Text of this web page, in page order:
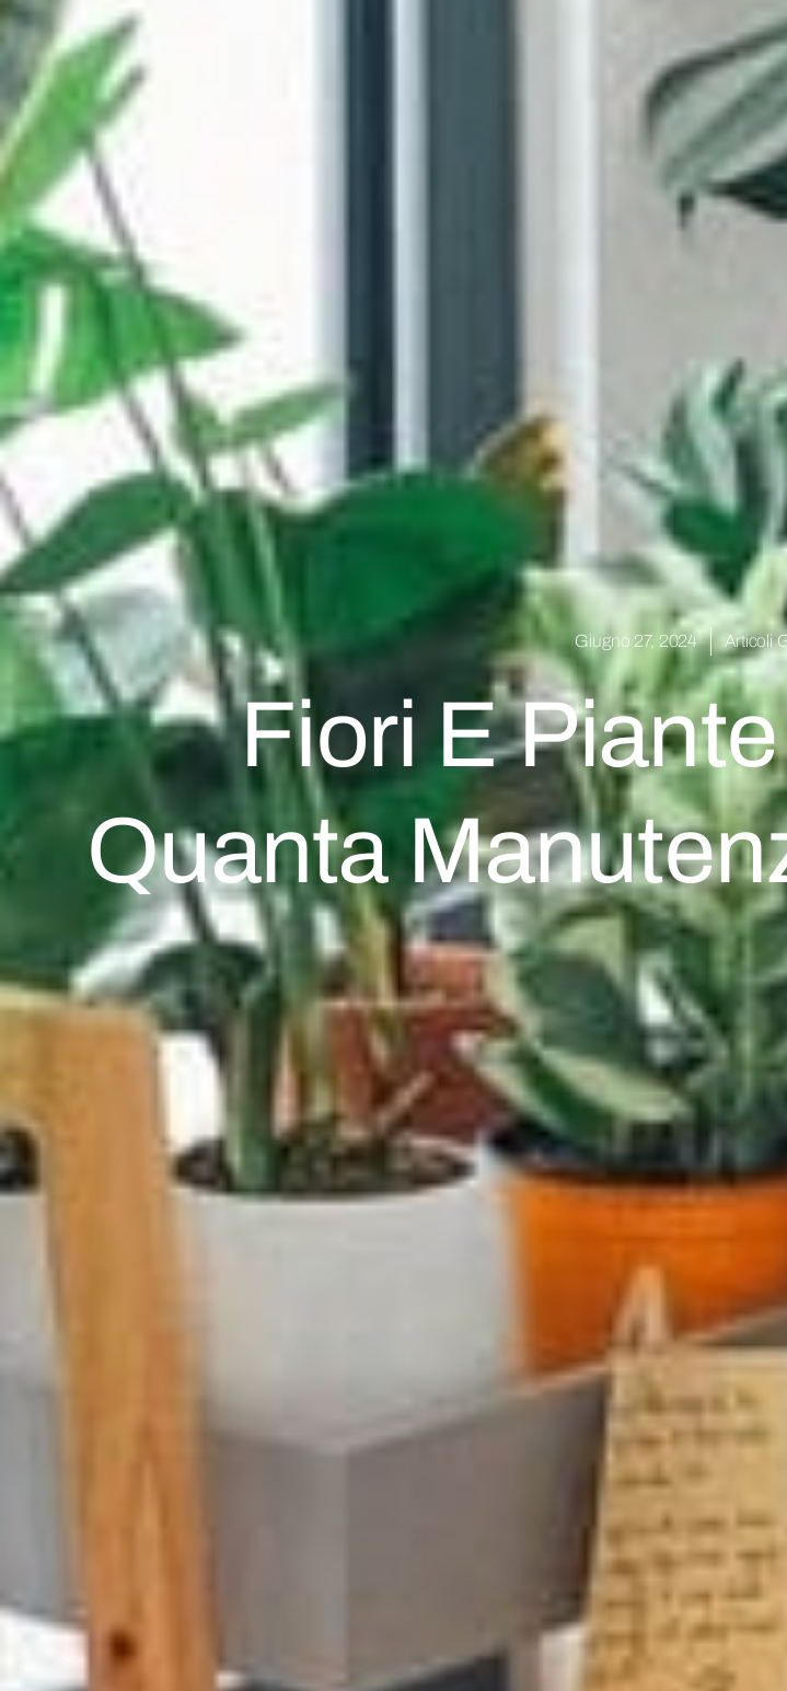
Giugno 27, 2024 Articoli
Fiori E
Quanta